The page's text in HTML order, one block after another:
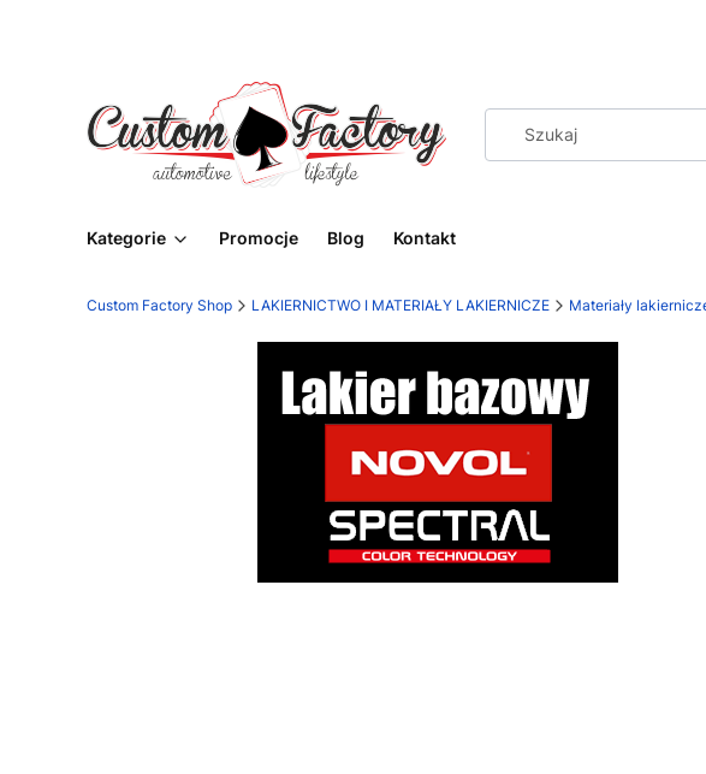
Kategorie Promocje Blog Kontakt
Custom Factory Shop LAKIERNICTWO I MATERIAŁY LAKIERNICZE Materiały